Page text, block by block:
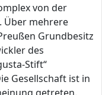
von der
Über mehrere
Grundbesitz
des
Stift“
Gesellschaft ist in